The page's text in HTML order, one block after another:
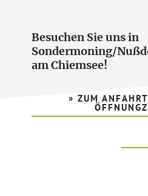
Besuchen Sie uns in
Sondermoning/
am Chiemsee!
» ZUM